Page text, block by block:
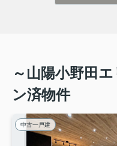
～山陽小野田
ン済物件
中古一戸建